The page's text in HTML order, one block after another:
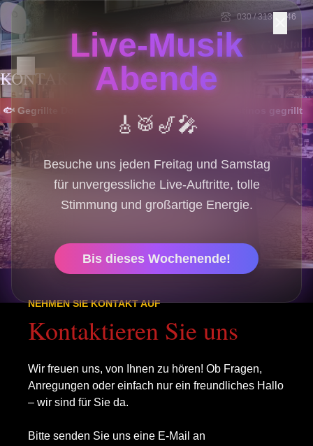
030 / 313 63 46
Adamo's
Tapas Bar & Restaurant
Dorada ✦
Live-Musik
Abende
🎸 🥁 🎷🎤
Besuche uns jeden Freitag und Samstag
für unvergessliche Live-Auftritte, tolle
Stimmung und großartige Energie.
Bis dieses Wochenende!
KONTAKTIEREN SIE UNS
NEHMEN SIE KONTAKT AUF
Kontaktieren Sie uns
Wir freuen uns, von Ihnen zu hören! Ob Fragen,
Anregungen oder einfach nur ein freundliches Hallo
– wir sind für Sie da.
Bitte senden Sie uns eine E-Mail an